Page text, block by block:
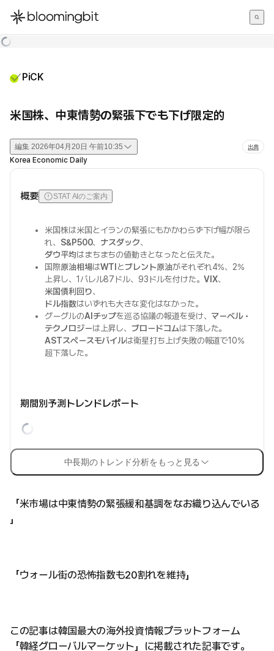
한국어
PiCK
米国株、中東情勢の緊張下でも下げ限定的
編集 2026年04月20日 午前10:35 出典
Korea Economic Daily
概要 STAT AIのご案内
米国株は米国とイランの緊張にもかかわらず下げ幅が限ら
れ、 S&P500、 ナスダック、
ダウ平均はまちまちの値動きとなったと伝えた。
国際原油相場はWTI とブレント原油がそれぞれ4%、2%
上昇し、1バレル87ドル、93ドルを付けた。VIX、
米国債利回り、
ドル指数はいずれも大きな変化はなかった。
グーグルのAIチップを巡る協議の報道を受け、 マーベル・
テクノロジーは上昇し、ブロードコムは下落した。
ASTスペースモバイルは衛星打ち上げ失敗の報道で10%
超下落した。
期間別予測トレンドレポート
中長期のトレンド分析をもっと見る
「米市場は中東情勢の緊張緩和基調をなお織り込んでいる
」
「ウォール街の恐怖指数も20割れを維持」
この記事は韓国最大の海外投資情報プラットフォーム
「韓経グローバルマーケット」に掲載された記事です。